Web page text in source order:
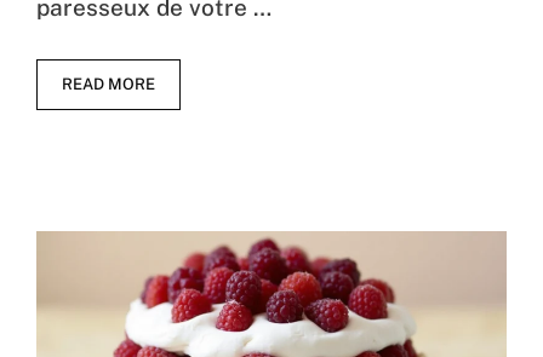
paresseux de votre …
READ MORE